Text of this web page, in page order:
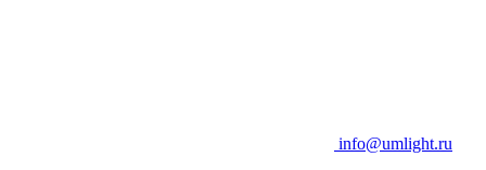
info@umlight.ru